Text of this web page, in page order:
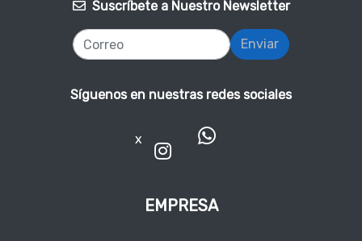
Suscríbete a Nuestro Newsletter
Enviar
Síguenos en nuestras redes sociales
x
EMPRESA